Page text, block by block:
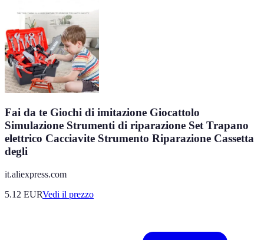
Fai da te Giochi di imitazione Giocattolo
Simulazione Strumenti di riparazione Set Trapano
elettrico Cacciavite Strumento Riparazione Cassetta
degli
it.aliexpress.com
5.12 EURVedi il prezzo